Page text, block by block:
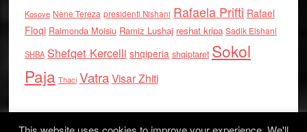
Kosove Nene Tereza presidenti Nishani Rafaela Prifti Rafael
Floqi Raimonda Moisiu Ramiz Lushaj reshat kripa Sadik Elshani
SHBA Shefqet Kercelli shqiperia shqiptaret Sokol
Paja Thaci VatraVisar Zhiti